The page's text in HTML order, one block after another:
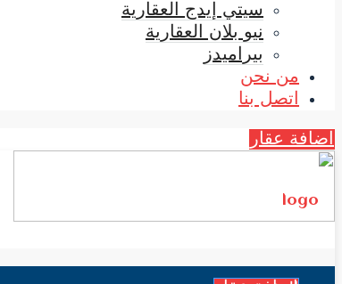
سيتي إيدج العقارية
نيو بلان العقارية
بيراميدز
من نحن
اتصل بنا
اضافة عقار